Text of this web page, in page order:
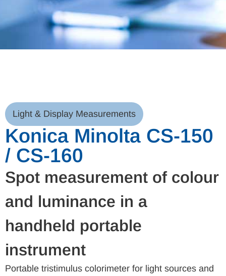
Light & Display Measurements
Konica Minolta CS-150
/ CS-160
Spot measurement of colour
and luminance in a
handheld portable
instrument
Portable tristimulus colorimeter for light sources and